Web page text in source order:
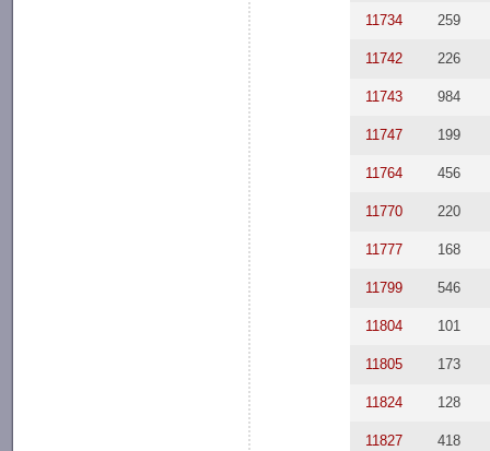
11734 259
11742 226
11743 984
11747 199
11764 456
11770 220
11777 168
11799 546
11804 101
11805 173
11824 128
11827 418